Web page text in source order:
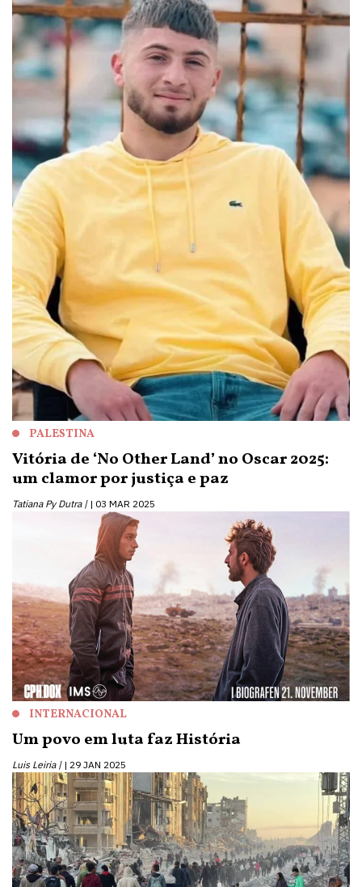
PALESTINA
Vitória de ‘No Other Land’ no Oscar 2025:
um clamor por justiça e paz
Tatiana Py Dutra | 03 MAR 2025
INTERNACIONAL
Um povo em luta faz História
Luis Leiria | 29 JAN 2025